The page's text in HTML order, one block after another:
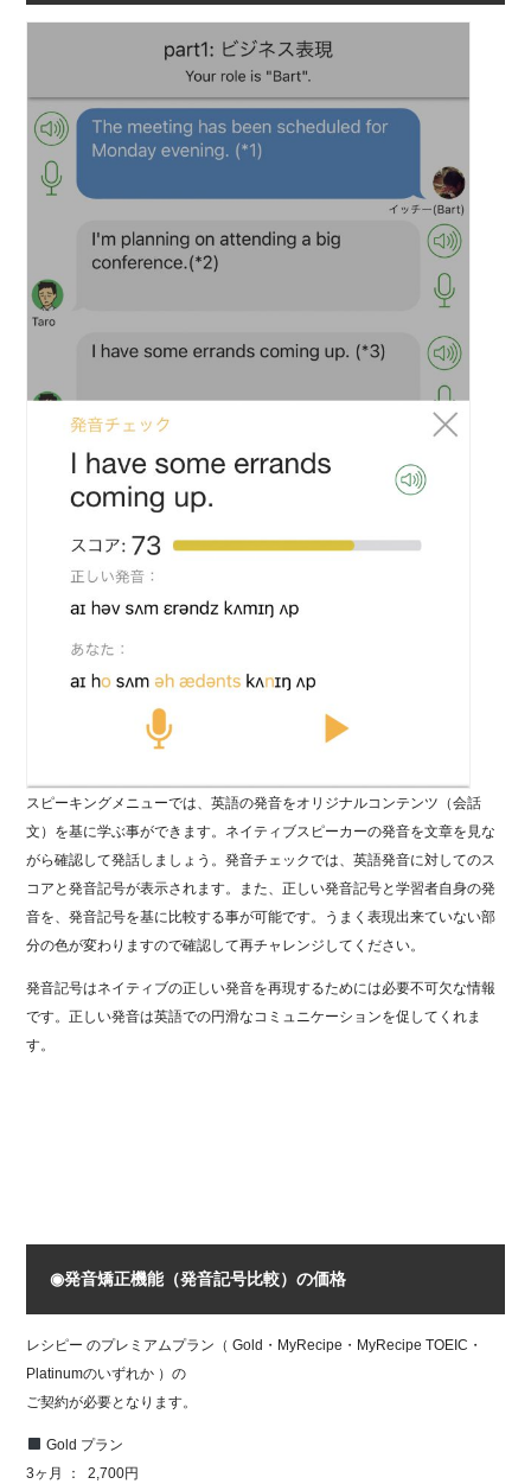
スピーキングメニューでは、英語の発音をオリジナルコンテンツ（会話
文）を基に学ぶ事ができます。ネイティブスピーカーの発音を文章を見な
がら確認して発話しましょう。発音チェックでは、英語発音に対してのス
コアと発音記号が表示されます。また、正しい発音記号と学習者自身の発
音を、発音記号を基に比較する事が可能です。うまく表現出来ていない部
分の色が変わりますので確認して再チャレンジしてください。
発音記号はネイティブの正しい発音を再現するためには必要不可欠な情報
です。正しい発音は英語での円滑なコミュニケーションを促してくれま
す。
◉発音矯正機能（発音記号比較）の価格
レシピー のプレミアムプラン（ Gold・MyRecipe・MyRecipe TOEIC・
Platinumのいずれか ）の
ご契約が必要となります。
Gold プラン
3ヶ月 ： 2,700円